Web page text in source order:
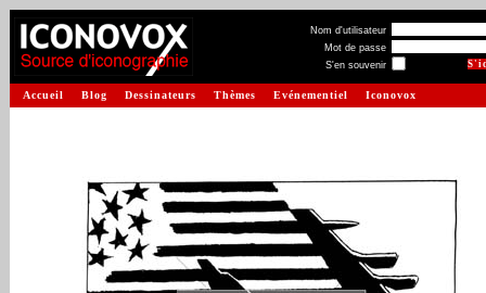
Nom d'utilisateur
Mot de passe
S'en souvenir
Accueil Blog Dessinateurs Thèmes Evénementiel Iconovox